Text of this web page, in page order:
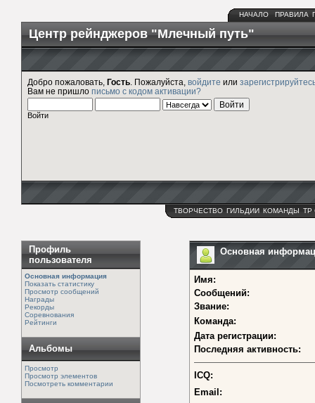
НАЧАЛО ПРАВИЛА
Центр рейнджеров "Млечный путь"
Добро пожаловать, Гость . Пожалуйста, войдите или
Вам не пришло письмо с кодом активации?
Войти
ТВОРЧЕСТВО ГИЛЬДИИ КОМАНДЫ ТР
Профиль
пользователя
Основная информация
Показать статистику
Просмотр сообщений
Награды
Рекорды
Соревнования
Рейтинги
Альбомы
Просмотр
Просмотр элементов
Посмотреть комментарии
Основная
Имя:
Сообщений:
Звание:
Команда:
Дата регистрации:
Последняя активность:
ICQ:
Email: